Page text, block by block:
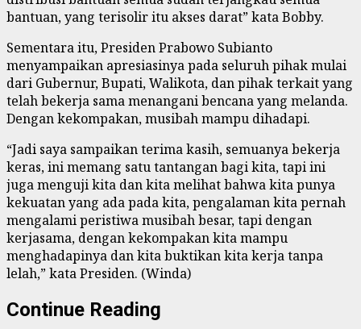
bantuan, yang terisolir itu akses darat” kata Bobby.
Sementara itu, Presiden Prabowo Subianto
menyampaikan apresiasinya pada seluruh pihak mulai
dari Gubernur, Bupati, Walikota, dan pihak terkait yang
telah bekerja sama menangani bencana yang melanda.
Dengan kekompakan, musibah mampu dihadapi.
“Jadi saya sampaikan terima kasih, semuanya bekerja
keras, ini memang satu tantangan bagi kita, tapi ini
juga menguji kita dan kita melihat bahwa kita punya
kekuatan yang ada pada kita, pengalaman kita pernah
mengalami peristiwa musibah besar, tapi dengan
kerjasama, dengan kekompakan kita mampu
menghadapinya dan kita buktikan kita kerja tanpa
lelah,” kata Presiden. (Winda)
Continue Reading